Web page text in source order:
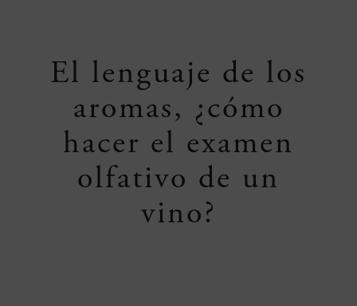
El lenguaje de los
aromas, ¿cómo
hacer el examen
olfativo de un
vino?